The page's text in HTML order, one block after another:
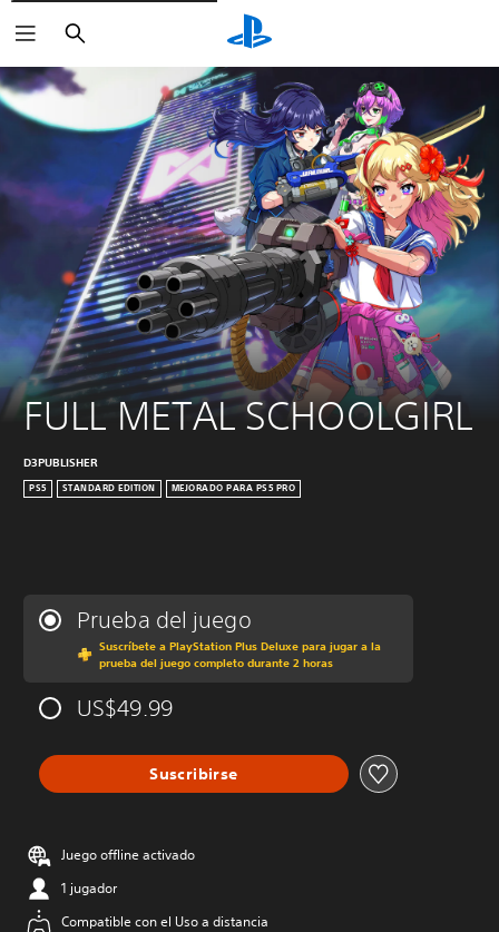
Buscar
FULL METAL SCHOOLGIRL
D3PUBLISHER
PS5 STANDARD EDITION MEJORADO PARA PS5 PRO
Prueba del juego
Suscríbete a PlayStation Plus Deluxe para jugar a la
prueba del juego completo durante 2 horas
US$49.99
Suscribirse
Juego offline activado
1 jugador
Compatible con el Uso a distancia